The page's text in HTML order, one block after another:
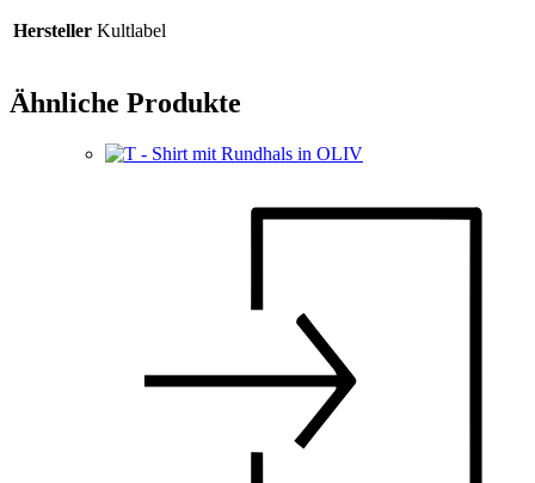
Hersteller Kultlabel
Ähnliche Produkte